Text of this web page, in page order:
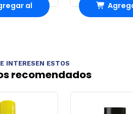
al
INTERESEN ESTOS
recomendados